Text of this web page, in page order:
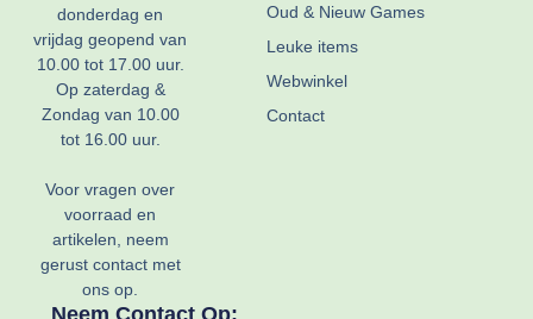
donderdag en
vrijdag geopend van
10.00 tot 17.00 uur.
Op zaterdag &
Zondag van 10.00
tot 16.00 uur.
Voor vragen over
voorraad en
artikelen, neem
gerust contact met
ons op.
Oud & Nieuw Games
Leuke items
Webwinkel
Contact
Neem Contact Op: